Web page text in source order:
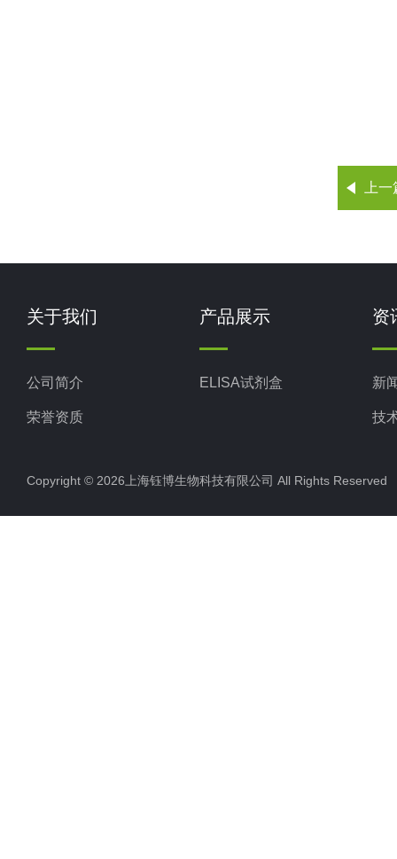
上
关于我们
公司简介
荣誉资质
产品展示
ELISA试剂盒
资
新
技
Copyright © 2026上海钰博生物科技有限公司 All Rights